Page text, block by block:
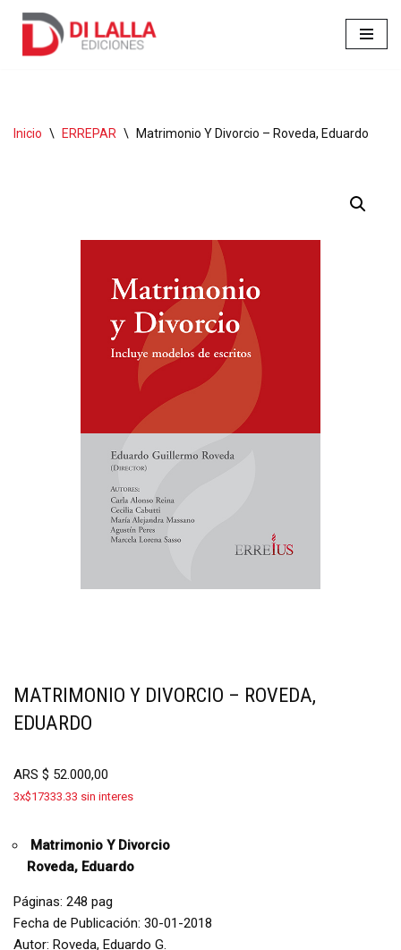
Inicio \ ERREPAR \ Matrimonio Y Divorcio – Roveda, Eduardo
MATRIMONIO Y DIVORCIO – ROVEDA,
EDUARDO
ARS $ 52.000,00
3x$17333.33 sin interes
Matrimonio Y Divorcio
Roveda, Eduardo
Páginas: 248 pag
Fecha de Publicación: 30-01-2018
Autor: Roveda, Eduardo G.